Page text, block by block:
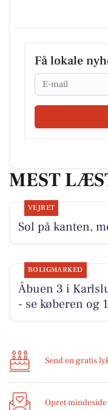
Få lokale
Email
MEST
VEJRET
Sol på kanten,
BOLIGMARKED
Åbuen 3 i
- se køberen og
Send en gratis
Opret mindeside